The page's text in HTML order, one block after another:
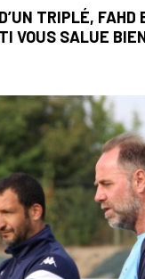
TRIPLÉ, FAHD
VOUS SALUE